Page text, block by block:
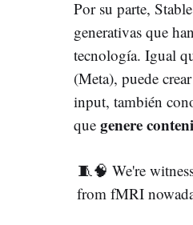
Por su parte,
generativas que
tecnología. Igual
(Meta), puede
input, también
que genere
🧵🧠 We're
from fMRI